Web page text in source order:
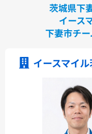
茨城県下
イース
下妻市チ
イースマイ